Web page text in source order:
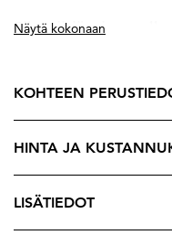
Piha piiriä raivaamalla
Mökki sijaitsee omalla
Ylempi
Strand Properties
040 174 3010 –
Näytä kokonaan
KOHTEEN
HINTA JA
LISÄTIEDOT